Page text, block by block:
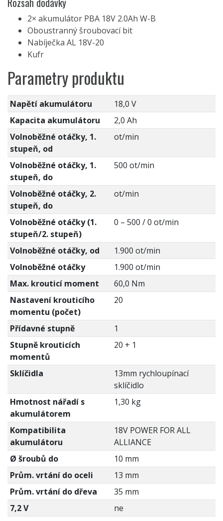
2× akumulátor PBA 18V 2.0Ah W-B
Oboustranný šroubovací bit
Nabíječka AL 18V-20
Kufr
Parametry produktu
Napětí akumulátoru
18,0 V
Kapacita akumulátoru
2,0 Ah
Volnoběžné otáčky, 1.
stupeň, od
ot/min
Volnoběžné otáčky, 1.
stupeň, do
500 ot/min
Volnoběžné otáčky, 2.
stupeň, do
ot/min
Volnoběžné otáčky (1.
stupeň/2. stupeň)
0 – 500 / 0 ot/min
Volnoběžné otáčky, od
1.900 ot/min
Volnoběžné otáčky
1.900 ot/min
Max. krouticí moment
60,0 Nm
Nastavení krouticího
momentu (počet)
20
Přídavné stupně
1
Stupně krouticích
momentů
20 + 1
Sklíčidla
13mm rychloupínací
sklíčidlo
Hmotnost nářadí s
akumulátorem
1,30 kg
Kompatibilita
akumulátoru
18V POWER FOR ALL
ALLIANCE
Ø šroubů do
10 mm
Prům. vrtání do oceli
13 mm
Prům. vrtání do dřeva
35 mm
7,2 V
ne